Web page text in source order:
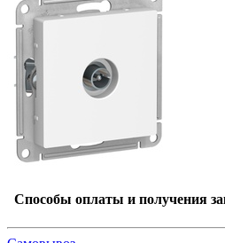
Способы оплаты и получения